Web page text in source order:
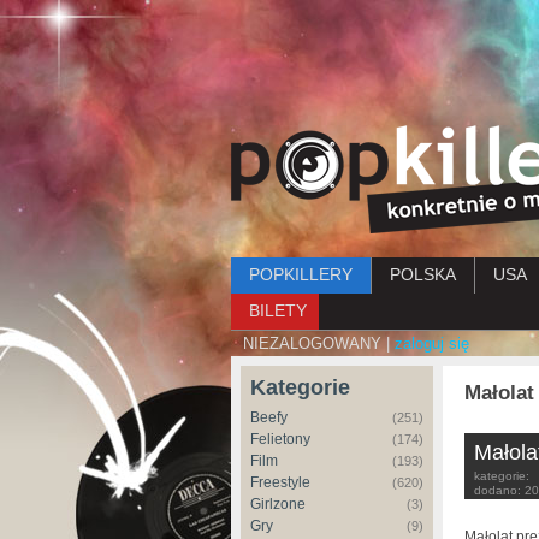
Menu główne
POPKILLERY POLSKA USA
BILETY
NIEZALOGOWANY | zaloguj się
Kategorie
Beefy (251)
Felietony (174)
Film (193)
Freestyle (620)
Girlzone (3)
Gry (9)
Małolat
kategorie:
dodano: